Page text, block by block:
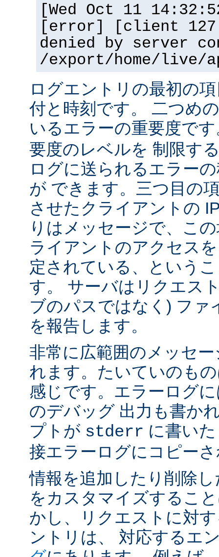
[Wed Oct 11
[error] [client
denied by server
/export/home/live/
ログエントリの最初の
付と時刻です。 二つめ
いるエラーの重要度で
要度のレベルを 制限す
ログに送られるエラー
が できます。三つ目の
させたクライアントの
りはメッセージで、こ
ライアントのアクセス
定されている、という
す。 サーバはリクエス
ブのパスではなく) ファ
を報告します。
非常に広範囲のメッセ
れます。たいていのも
感じです。エラーログ
のデバッグ 出力も書か
プトが stderr に書い
接エラーログにコピー
情報を追加したり削除
をカスタマイズするこ
かし、リクエストに対
ントリは、 対応するエ